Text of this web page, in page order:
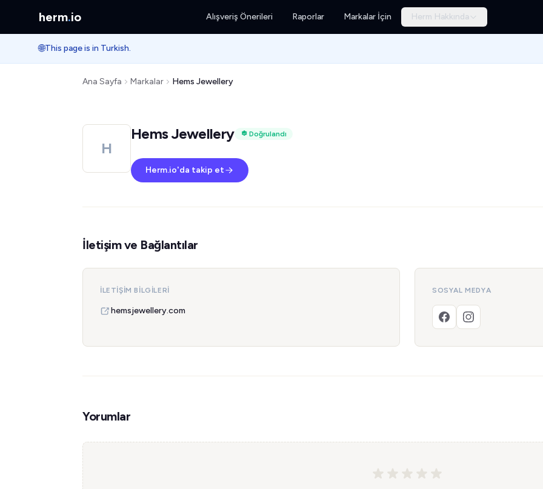
herm.io Alışveriş Önerileri Raporlar Markalar İçin Herm Hakkında
🌐This page is in Turkish.
Ana Sayfa Markalar Hems Jewellery
H
Hems Jewellery Doğrulandı
Herm.io'da takip et
İletişim ve Bağlantılar
İLETIŞIM BILGILERI
hemsjewellery.com
SOSYAL MEDYA
Yorumlar